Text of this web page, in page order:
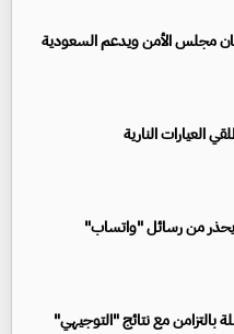
مجلس الأمن ويدعم السعودية
العيارات النارية
يحذر من رسائل "واتساب"
بالتزامن مع نتائج "التوجيهي"